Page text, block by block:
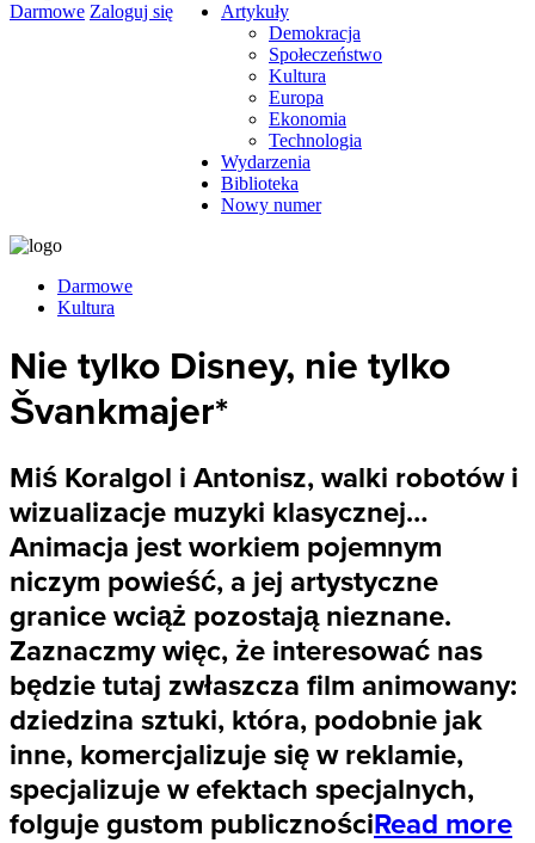
Darmowe Zaloguj się
Artykuły
Demokracja
Społeczeństwo
Kultura
Europa
Ekonomia
Technologia
Wydarzenia
Biblioteka
Nowy numer
Darmowe
Kultura
Nie tylko Disney, nie tylko
Švankmajer*
Miś Koralgol i Antonisz, walki robotów i
wizualizacje muzyki klasycznej…
Animacja jest workiem pojemnym
niczym powieść, a jej artystyczne
granice wciąż pozostają nieznane.
Zaznaczmy więc, że interesować nas
będzie tutaj zwłaszcza film animowany:
dziedzina sztuki, która, podobnie jak
inne, komercjalizuje się w reklamie,
specjalizuje w efektach specjalnych,
folguje gustom publicznościRead more